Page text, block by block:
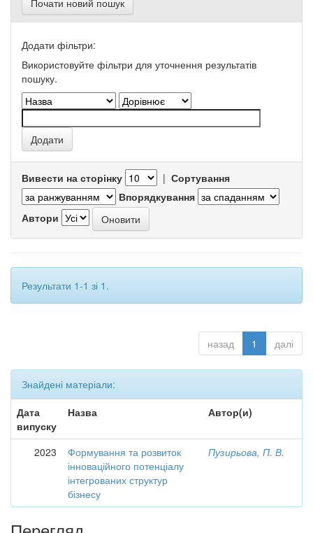
Почати новий пошук
Додати фільтри:
Використовуйте фільтри для уточнення результатів
пошуку.
Вивести на сторінку | Сортування
Впорядкування
Автори
Результати 1-1 зі 1.
назад 1 далі
Знайдені матеріали:
Дата
випуску
Назва Автор(и)
2023
Формування та розвиток
інноваційного потенціалу
інтегрованих структур
бізнесу
Пузирьова, П. В.